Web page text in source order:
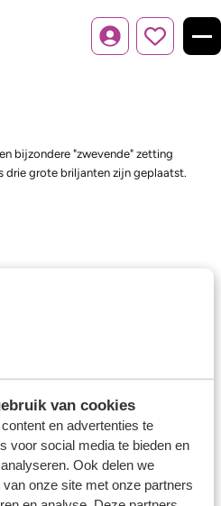
van cookies
en advertenties te
voor social media te bieden en
Ook delen we
onze site met onze partners
Inloggen
bijzondere "zwevende" zetting
drie grote briljanten zijn geplaatst.